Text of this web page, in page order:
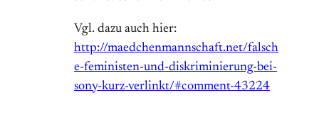
Vgl. dazu auch hier:
http://maedchenmannschaft.net/falsch
e-feministen-und-diskriminierung-bei-
sony-kurz-verlinkt/#comment-43224